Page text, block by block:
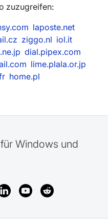
zuzugreifen:
laposte.net
ziggo.nl iol.it
dial.pipex.com
lime.plala.or.jp
home.pl
Windows und